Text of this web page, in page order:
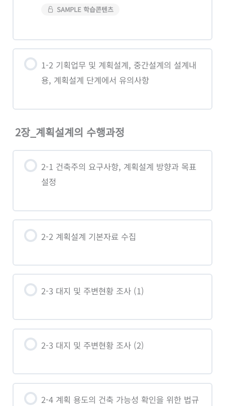
SAMPLE 학습콘텐츠
1-2 기획업무 및 계획설계, 중간설계의 설계내
용, 계획설계 단계에서 유의사항
2장_계획설계의 수행과정
2-1 건축주의 요구사항, 계획설계 방향과 목표
설정
2-2 계획설계 기본자료 수집
2-3 대지 및 주변현황 조사 (1)
2-3 대지 및 주변현황 조사 (2)
2-4 계획 용도의 건축 가능성 확인을 위한 법규